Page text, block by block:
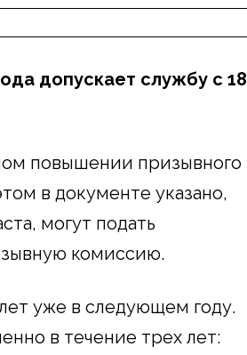
допускает службу с 18
повышении призывного
в документе указано,
могут подать
комиссию.
уже в следующем году.
в течение трех лет: